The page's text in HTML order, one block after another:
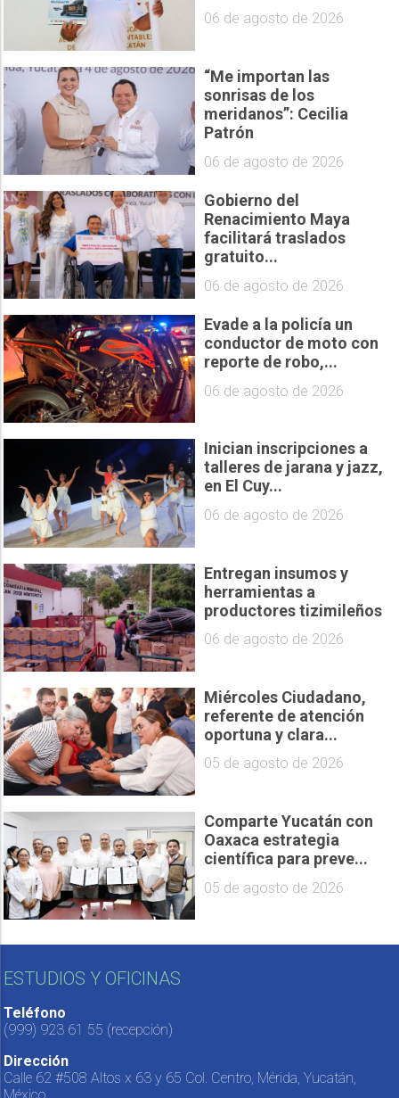
06 de agosto de 2026
“Me importan las
sonrisas de los
meridanos”: Cecilia
Patrón
06 de agosto de 2026
Gobierno del
Renacimiento Maya
facilitará traslados
gratuito...
06 de agosto de 2026
Evade a la policía un
conductor de moto con
reporte de robo,...
06 de agosto de 2026
Inician inscripciones a
talleres de jarana y jazz,
en El Cuy...
06 de agosto de 2026
Entregan insumos y
herramientas a
productores tizimileños
06 de agosto de 2026
Miércoles Ciudadano,
referente de atención
oportuna y clara...
05 de agosto de 2026
Comparte Yucatán con
Oaxaca estrategia
científica para preve...
05 de agosto de 2026
ESTUDIOS Y OFICINAS
Teléfono
(999) 923 61 55 (recepción)
Dirección
Calle 62 #508 Altos x 63 y 65 Col. Centro, Mérida, Yucatán,